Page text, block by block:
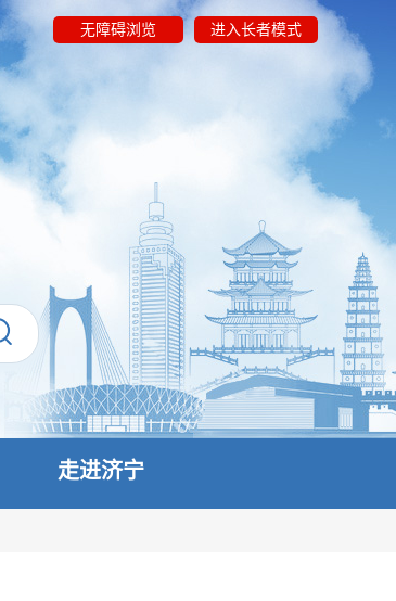
无障碍浏览 进入长者模式
走进济宁